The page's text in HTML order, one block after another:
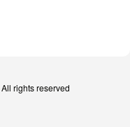
rights reserved